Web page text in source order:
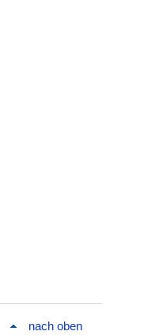
nach oben